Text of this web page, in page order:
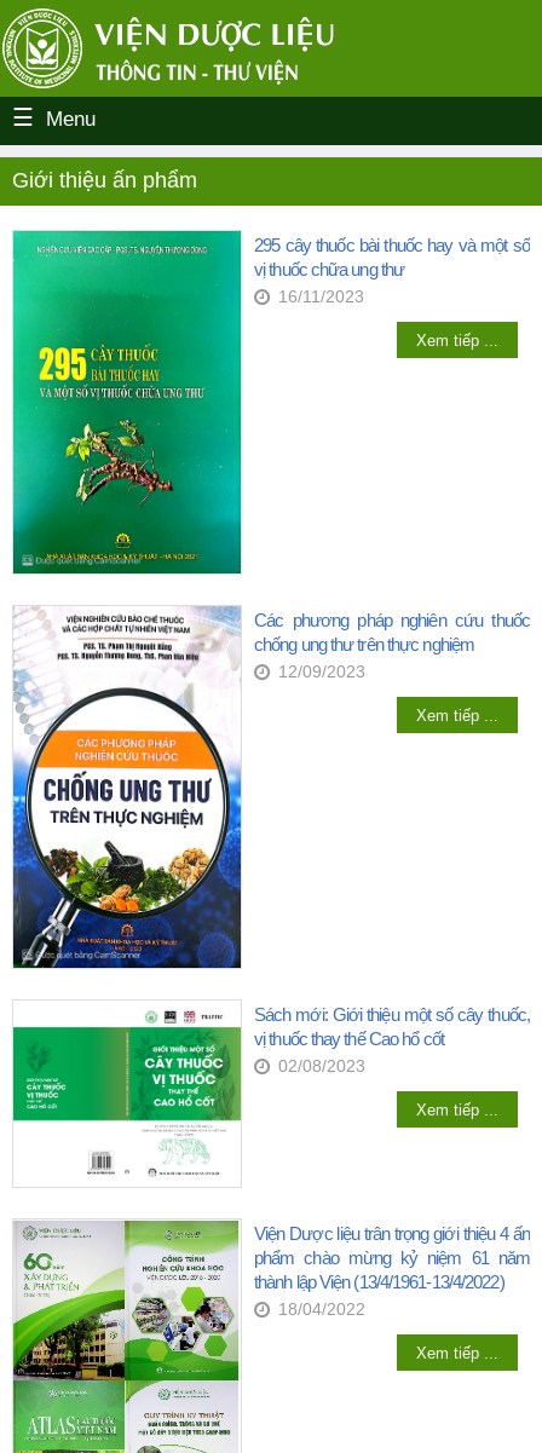
Menu
Giới thiệu ấn phẩm
295 cây thuốc bài thuốc hay và một số
vị thuốc chữa ung thư
16/11/2023
Xem tiếp ...
Các phương pháp nghiên cứu thuốc
chống ung thư trên thực nghiệm
12/09/2023
Xem tiếp ...
Sách mới: Giới thiệu một số cây thuốc,
vị thuốc thay thế Cao hổ cốt
02/08/2023
Xem tiếp ...
Viện Dược liệu trân trọng giới thiệu 4 ấn
phẩm chào mừng kỷ niệm 61 năm
thành lập Viện (13/4/1961-13/4/2022)
18/04/2022
Xem tiếp ...